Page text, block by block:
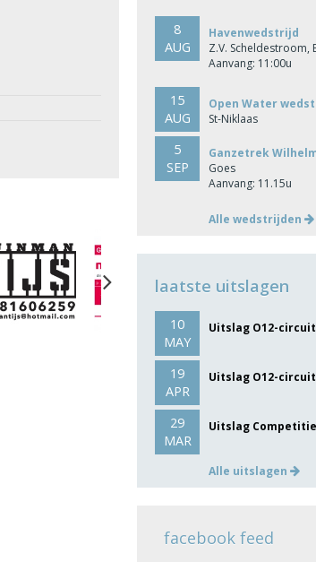
Next
8
AUG
Havenwedstrijd
Z.V. Scheldestroom,
Aanvang: 11:00u
15
AUG
Open Water
St-Niklaas
5
SEP
Ganzetrek
Goes
Aanvang: 11.15u
Alle wedstrijden
laatste uitslagen
10
MAY
Uitslag O12-
19
APR
Uitslag O12-
29
MAR
Uitslag
Alle uitslagen
facebook feed